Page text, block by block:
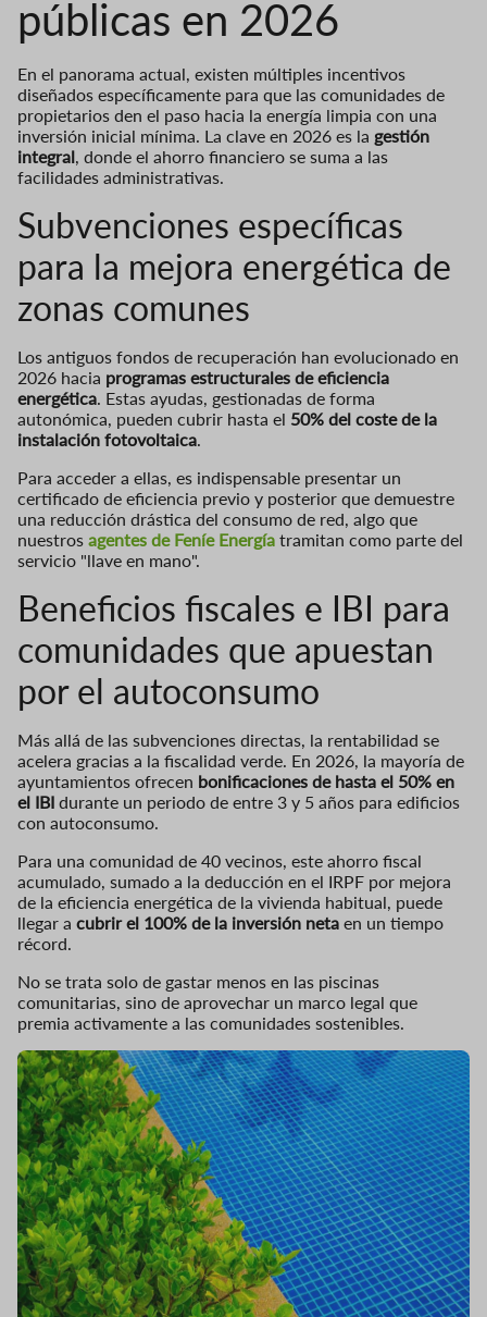
públicas en 2026
En el panorama actual, existen múltiples incentivos
diseñados específicamente para que las comunidades de
propietarios den el paso hacia la energía limpia con una
inversión inicial mínima. La clave en 2026 es la gestión
integral, donde el ahorro financiero se suma a las
facilidades administrativas.
Subvenciones específicas
para la mejora energética de
zonas comunes
Los antiguos fondos de recuperación han evolucionado en
2026 hacia programas estructurales de eficiencia
energética. Estas ayudas, gestionadas de forma
autonómica, pueden cubrir hasta el 50% del coste de la
instalación fotovoltaica.
Para acceder a ellas, es indispensable presentar un
certificado de eficiencia previo y posterior que demuestre
una reducción drástica del consumo de red, algo que
nuestros agentes de Feníe Energía tramitan como parte del
servicio "llave en mano".
Beneficios fiscales e IBI para
comunidades que apuestan
por el autoconsumo
Más allá de las subvenciones directas, la rentabilidad se
acelera gracias a la fiscalidad verde. En 2026, la mayoría de
ayuntamientos ofrecen bonificaciones de hasta el 50% en
el IBI durante un periodo de entre 3 y 5 años para edificios
con autoconsumo.
Para una comunidad de 40 vecinos, este ahorro fiscal
acumulado, sumado a la deducción en el IRPF por mejora
de la eficiencia energética de la vivienda habitual, puede
llegar a cubrir el 100% de la inversión neta en un tiempo
récord.
No se trata solo de gastar menos en las piscinas
comunitarias, sino de aprovechar un marco legal que
premia activamente a las comunidades sostenibles.